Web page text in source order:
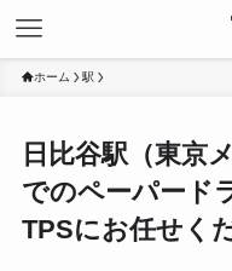
ホーム 駅
日比谷駅（東京
でのペーパード
TPSにお任せく